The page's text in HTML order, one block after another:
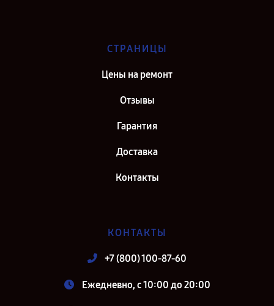
СТРАНИЦЫ
Цены на ремонт
Отзывы
Гарантия
Доставка
Контакты
КОНТАКТЫ
+7 (800) 100-87-60
Ежедневно, с 10:00 до 20:00